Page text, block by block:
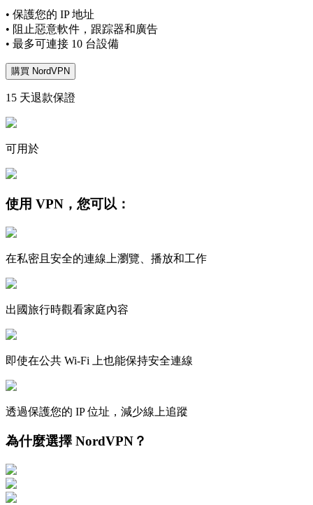
• 保護您的 IP 地址
• 阻止惡意軟件，跟踪器和廣告
• 最多可連接 10 台設備
購買 NordVPN
15 天退款保證
可用於
使用 VPN，您可以：
在私密且安全的連線上瀏覽、播放和工作
出國旅行時觀看家庭內容
即使在公共 Wi-Fi 上也能保持安全連線
透過保護您的 IP 位址，減少線上追蹤
為什麼選擇 NordVPN？